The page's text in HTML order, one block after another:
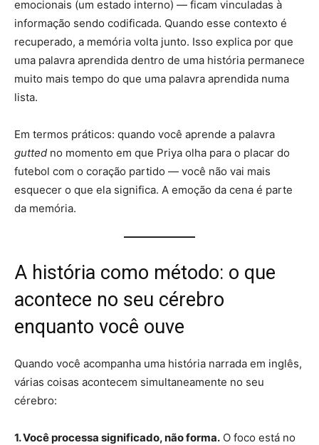
emocionais (um estado interno) — ficam vinculadas à
informação sendo codificada. Quando esse contexto é
recuperado, a memória volta junto. Isso explica por que
uma palavra aprendida dentro de uma história permanece
muito mais tempo do que uma palavra aprendida numa
lista.
Em termos práticos: quando você aprende a palavra
gutted no momento em que Priya olha para o placar do
futebol com o coração partido — você não vai mais
esquecer o que ela significa. A emoção da cena é parte
da memória.
A história como método: o que
acontece no seu cérebro
enquanto você ouve
Quando você acompanha uma história narrada em inglês,
várias coisas acontecem simultaneamente no seu
cérebro:
1. Você processa significado, não forma. O foco está no